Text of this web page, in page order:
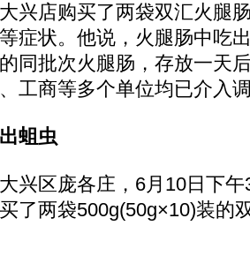
兴店购买了两袋双汇火腿
症状。他说，火腿肠中吃
同批次火腿肠，存放一天
工商等多个单位均已介入
蛆虫
区庞各庄，6月10日下午
了两袋500g(50g×10)装的